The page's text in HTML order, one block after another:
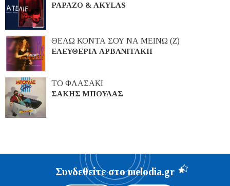
PAPAZO & AKYLAS
ΘΕΛΩ ΚΟΝΤΑ ΣΟΥ ΝΑ ΜΕΙΝΩ (Ζ)
ΕΛΕΥΘΕΡΙΑ ΑΡΒΑΝΙΤΑΚΗ
ΤΟ ΦΛΑΣΑΚΙ
ΣΑΚΗΣ ΜΠΟΥΛΑΣ
Συνδεθείτε στο melodia.gr